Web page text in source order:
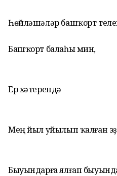
Һөйләшәләр башҡорт
Башҡорт балаһы мин,
Ер хәтерендә
Мең йыл уйылып ҡалған
Быуындарға ялғап